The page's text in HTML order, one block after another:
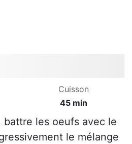
Cuisson
45 min
battre les oeufs avec le
le mélange